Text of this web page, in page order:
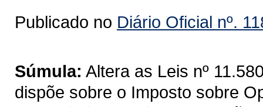
Publicado no Diário Oficial nº.
Súmula: Altera as Leis nº
dispõe sobre o Imposto sobre